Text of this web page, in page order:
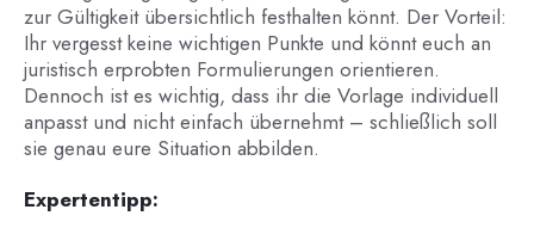
zur Gültigkeit übersichtlich festhalten könnt. Der Vorteil:
Ihr vergesst keine wichtigen Punkte und könnt euch an
juristisch erprobten Formulierungen orientieren.
Dennoch ist es wichtig, dass ihr die Vorlage individuell
anpasst und nicht einfach übernehmt – schließlich soll
sie genau eure Situation abbilden.
Expertentipp: